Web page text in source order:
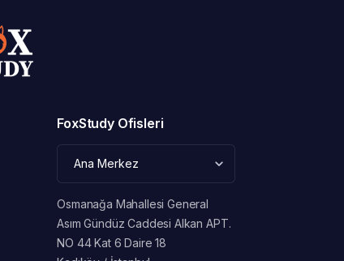
FoxStudy Ofisleri
Osmanağa Mahallesi General
Asım Gündüz Caddesi Alkan APT.
NO 44 Kat 6 Daire 18